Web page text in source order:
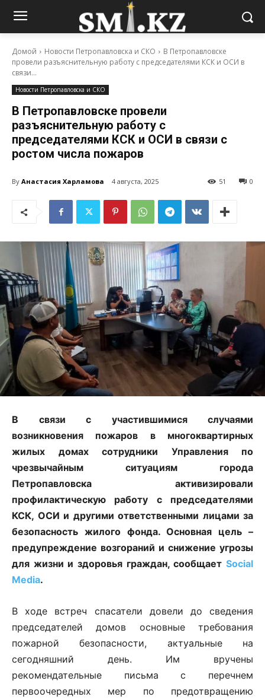
Домой Новости Петропавловска и СКО
В Петропавловске
провели разъяснительную работу с председателями КСК и ОСИ в
связи...
Новости Петропавловска и СКО
В Петропавловске провели
разъяснительную работу с
председателями КСК и ОСИ в связи с
ростом числа пожаров
By Анастасия Харламова 4 августа, 2025 0
51
В связи с участившимися случаями
возникновения пожаров в многоквартирных
жилых домах сотрудники Управления по
чрезвычайным ситуациям города
Петропавловска активизировали
профилактическую работу с председателями
КСК, ОСИ и другими ответственными лицами за
безопасность жилого фонда. Основная цель –
предупреждение возгораний и снижение угрозы
для жизни и здоровья граждан, сообщает Social
Media.
В ходе встреч спасатели довели до сведения
председателей домов основные требования
пожарной безопасности, актуальные на
сегодняшний день. Им вручены
рекомендательные письма с перечнем
первоочередных мер по предотвращению